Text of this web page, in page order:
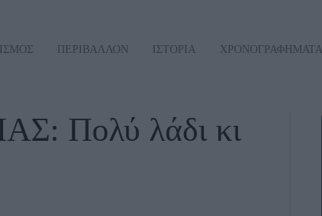
ΠΕΡΙΒΑΛΛΟΝ ΙΣΤΟΡΙΑ ΧΡΟΝΟΓΡΑΦΗΜΑΤΑ
Πολύ λάδι κι